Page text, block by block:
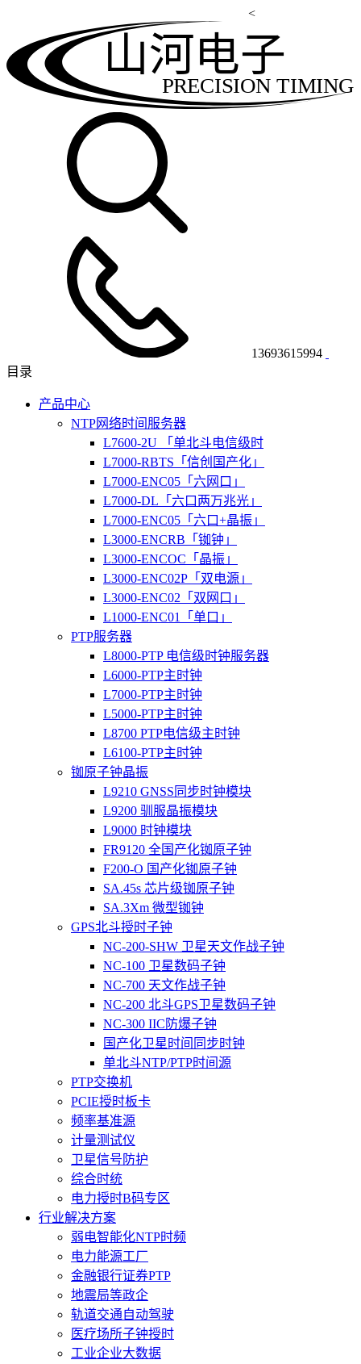
<
PRECISION TIMING
山河电子
13693615994
目录
产品中心
NTP网络时间服务器
L7600-2U 「单北斗电信级时
L7000-RBTS「信创国产化」
L7000-ENC05「六网口」
L7000-DL「六口两万兆光」
L7000-ENC05「六口+晶振」
L3000-ENCRB「铷钟」
L3000-ENCOC「晶振」
L3000-ENC02P「双电源」
L3000-ENC02「双网口」
L1000-ENC01「单口」
PTP服务器
L8000-PTP 电信级时钟服务器
L6000-PTP主时钟
L7000-PTP主时钟
L5000-PTP主时钟
L8700 PTP电信级主时钟
L6100-PTP主时钟
铷原子钟晶振
L9210 GNSS同步时钟模块
L9200 驯服晶振模块
L9000 时钟模块
FR9120 全国产化铷原子钟
F200-O 国产化铷原子钟
SA.45s 芯片级铷原子钟
SA.3Xm 微型铷钟
GPS北斗授时子钟
NC-200-SHW 卫星天文作战子钟
NC-100 卫星数码子钟
NC-700 天文作战子钟
NC-200 北斗GPS卫星数码子钟
NC-300 IIC防爆子钟
国产化卫星时间同步时钟
单北斗NTP/PTP时间源
PTP交换机
PCIE授时板卡
频率基准源
计量测试仪
卫星信号防护
综合时统
电力授时B码专区
行业解决方案
弱电智能化NTP时频
电力能源工厂
金融银行证券PTP
地震局等政企
轨道交通自动驾驶
医疗场所子钟授时
工业企业大数据